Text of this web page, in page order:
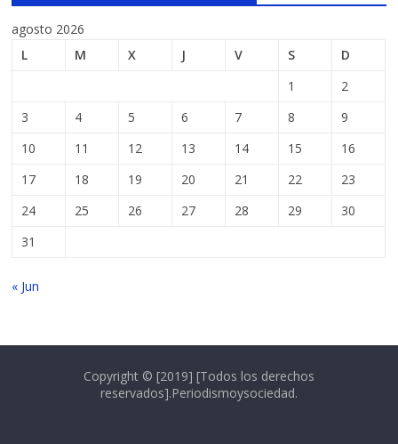
agosto 2026
L
M X J V S
D
1
2
3
4 5 6 7 8
9
10
11 12 13 14 15
16
17
18 19 20 21 22
23
24
25 26 27 28 29
30
31
« Jun
Copyright © [2019] [Todos los derechos
reservados].Periodismoysociedad.